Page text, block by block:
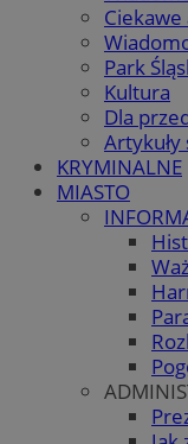
Ciekawe
Park
Kultura
Dla
KRYMINALNE
MIASTO